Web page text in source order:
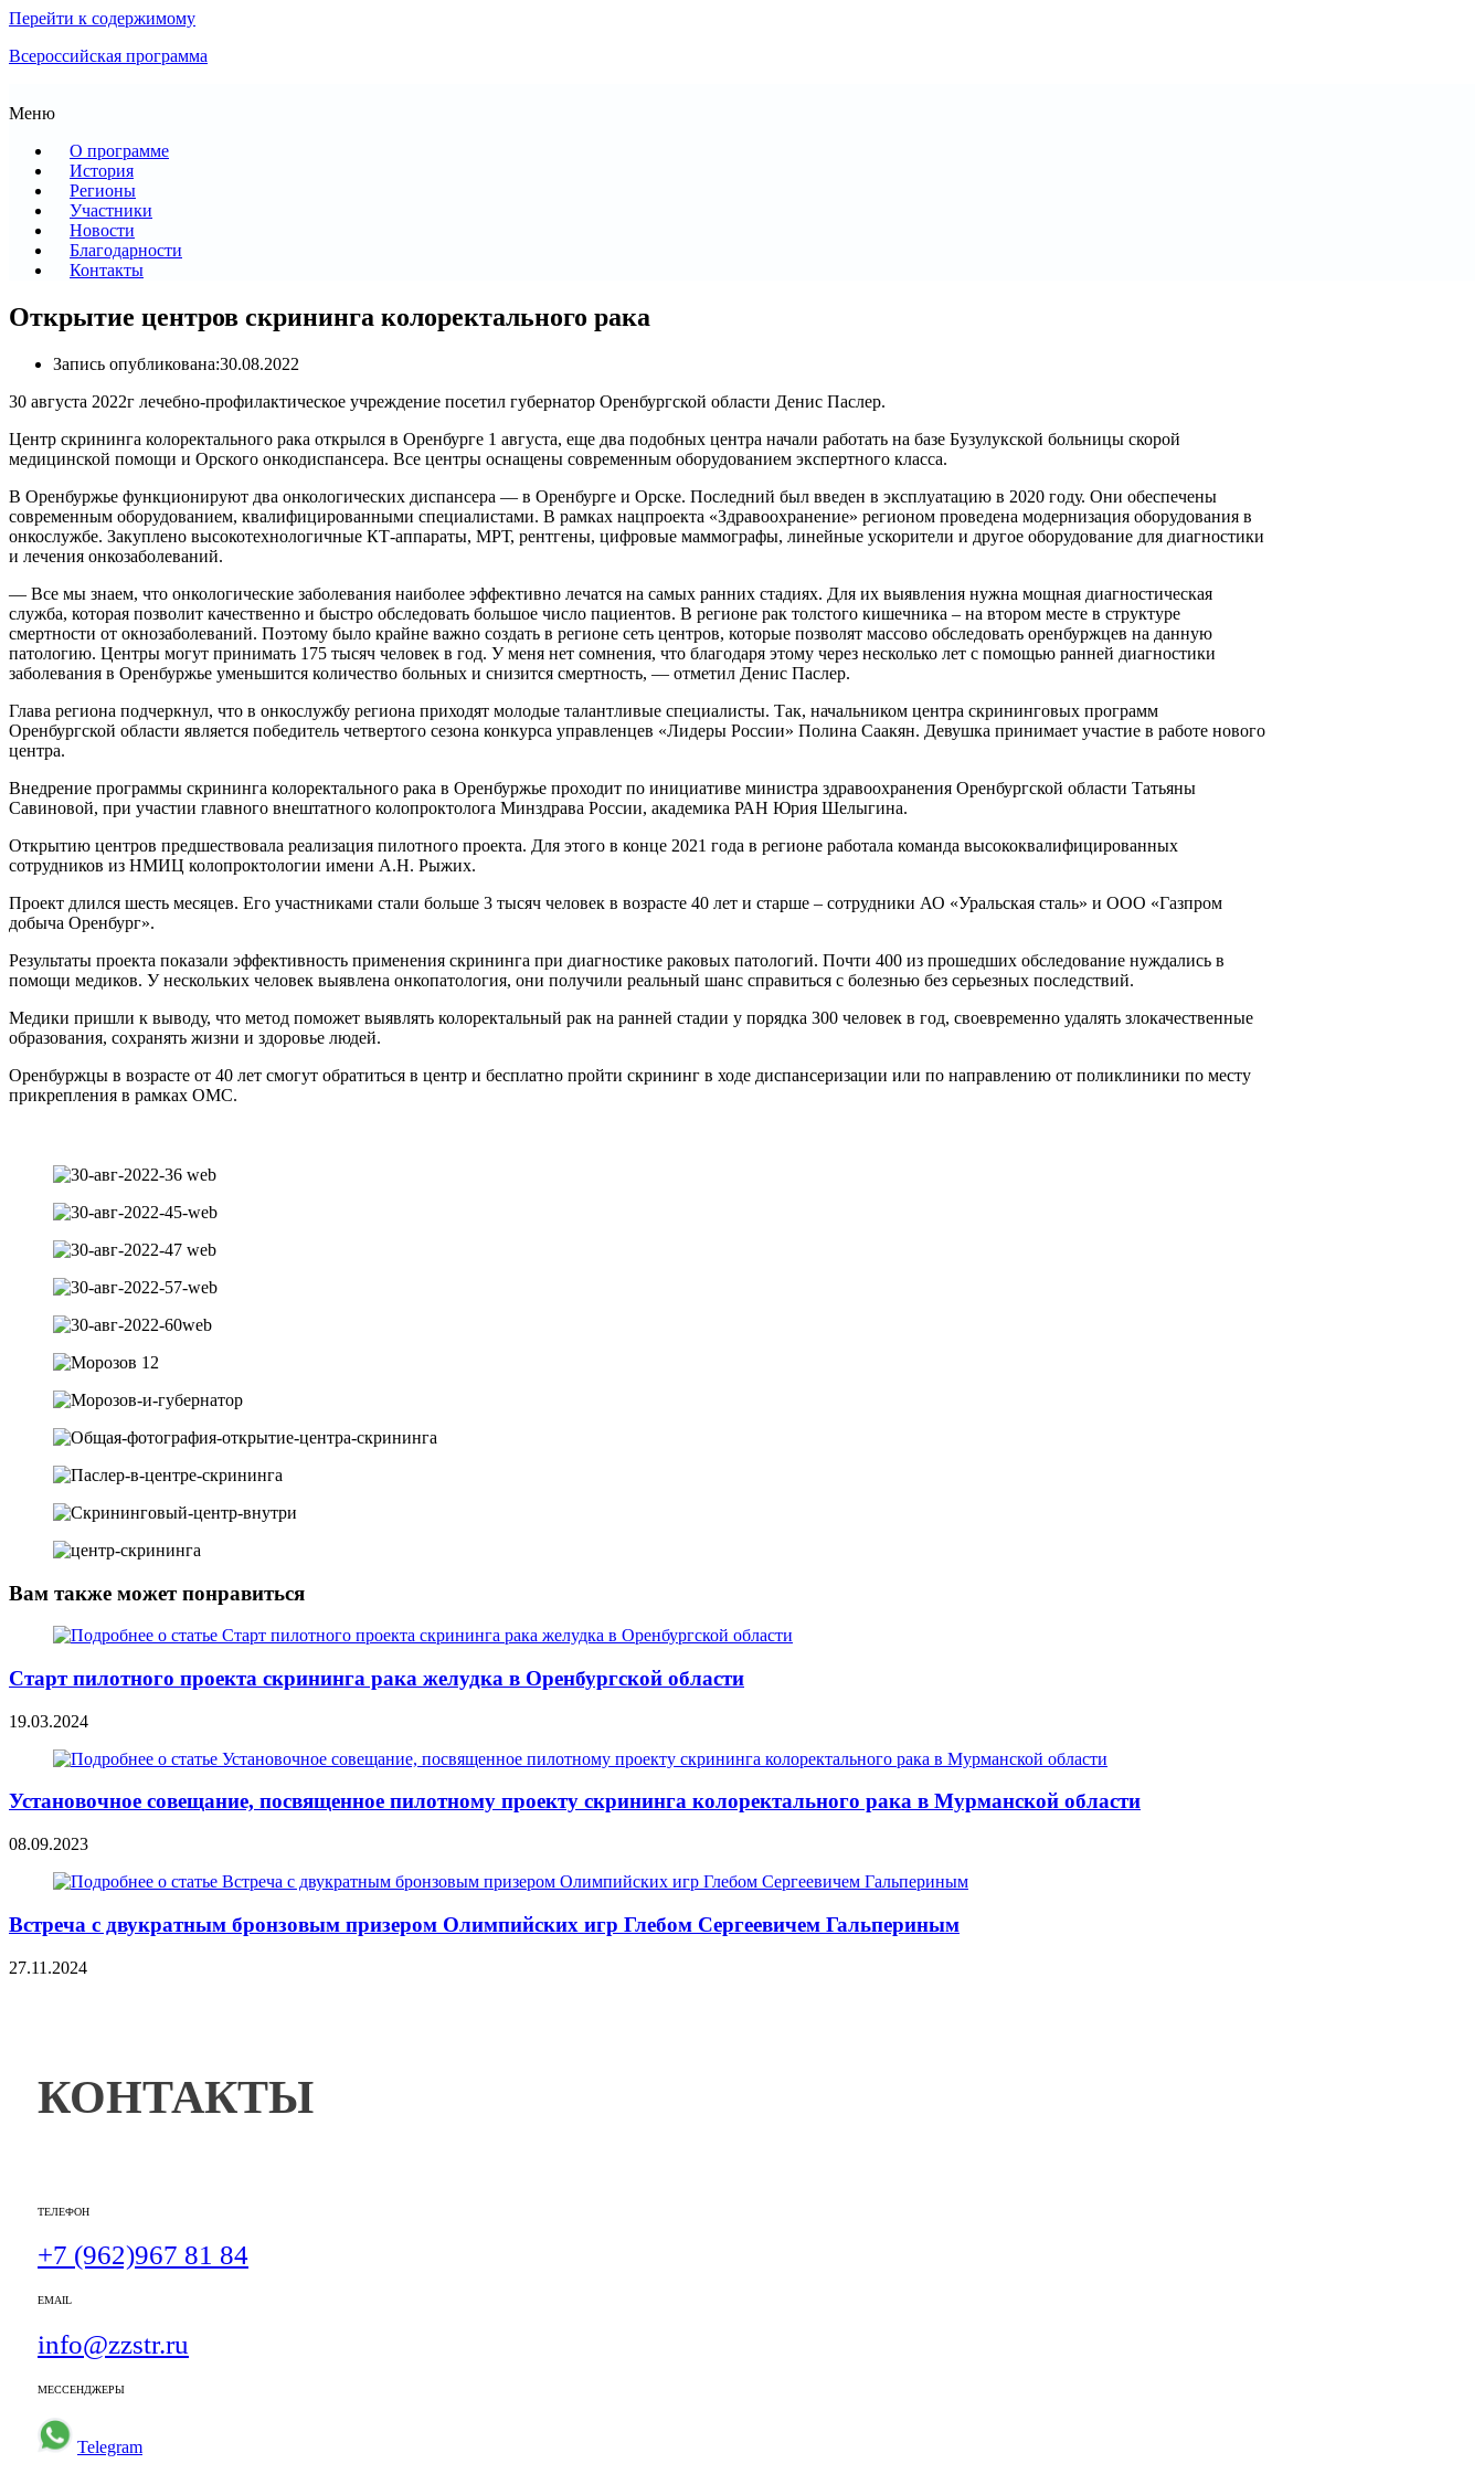
Перейти к содержимому
Всероссийская программа
Меню
О программе
История
Регионы
Участники
Новости
Благодарности
Контакты
Открытие центров скрининга колоректального рака
Запись опубликована:30.08.2022
30 августа 2022г лечебно-профилактическое учреждение посетил губернатор Оренбургской области Денис Паслер.
Центр скрининга колоректального рака открылся в Оренбурге 1 августа, еще два подобных центра начали работать на базе Бузулукской больницы скорой
медицинской помощи и Орского онкодиспансера. Все центры оснащены современным оборудованием экспертного класса.
В Оренбуржье функционируют два онкологических диспансера — в Оренбурге и Орске. Последний был введен в эксплуатацию в 2020 году. Они обеспечены
современным оборудованием, квалифицированными специалистами. В рамках нацпроекта «Здравоохранение» регионом проведена модернизация оборудования в
онкослужбе. Закуплено высокотехнологичные КТ-аппараты, МРТ, рентгены, цифровые маммографы, линейные ускорители и другое оборудование для диагностики
и лечения онкозаболеваний.
— Все мы знаем, что онкологические заболевания наиболее эффективно лечатся на самых ранних стадиях. Для их выявления нужна мощная диагностическая
служба, которая позволит качественно и быстро обследовать большое число пациентов. В регионе рак толстого кишечника – на втором месте в структуре
смертности от окнозаболеваний. Поэтому было крайне важно создать в регионе сеть центров, которые позволят массово обследовать оренбуржцев на данную
патологию. Центры могут принимать 175 тысяч человек в год. У меня нет сомнения, что благодаря этому через несколько лет с помощью ранней диагностики
заболевания в Оренбуржье уменьшится количество больных и снизится смертность, — отметил Денис Паслер.
Глава региона подчеркнул, что в онкослужбу региона приходят молодые талантливые специалисты. Так, начальником центра скрининговых программ
Оренбургской области является победитель четвертого сезона конкурса управленцев «Лидеры России» Полина Саакян. Девушка принимает участие в работе нового
центра.
Внедрение программы скрининга колоректального рака в Оренбуржье проходит по инициативе министра здравоохранения Оренбургской области Татьяны
Савиновой, при участии главного внештатного колопроктолога Минздрава России, академика РАН Юрия Шелыгина.
Открытию центров предшествовала реализация пилотного проекта. Для этого в конце 2021 года в регионе работала команда высококвалифицированных
сотрудников из НМИЦ колопроктологии имени А.Н. Рыжих.
Проект длился шесть месяцев. Его участниками стали больше 3 тысяч человек в возрасте 40 лет и старше – сотрудники АО «Уральская сталь» и ООО «Газпром
добыча Оренбург».
Результаты проекта показали эффективность применения скрининга при диагностике раковых патологий. Почти 400 из прошедших обследование нуждались в
помощи медиков. У нескольких человек выявлена онкопатология, они получили реальный шанс справиться с болезнью без серьезных последствий.
Медики пришли к выводу, что метод поможет выявлять колоректальный рак на ранней стадии у порядка 300 человек в год, своевременно удалять злокачественные
образования, сохранять жизни и здоровье людей.
Оренбуржцы в возрасте от 40 лет смогут обратиться в центр и бесплатно пройти скрининг в ходе диспансеризации или по направлению от поликлиники по месту
прикрепления в рамках ОМС.
Вам также может понравиться
Старт пилотного проекта скрининга рака желудка в Оренбургской области
19.03.2024
Установочное совещание, посвященное пилотному проекту скрининга колоректального рака в Мурманской области
08.09.2023
Встреча с двукратным бронзовым призером Олимпийских игр Глебом Сергеевичем Гальпериным
27.11.2024
КОНТАКТЫ
ТЕЛЕФОН
+7 (962)967 81 84
EMAIL
info@zzstr.ru
МЕССЕНДЖЕРЫ
Telegram